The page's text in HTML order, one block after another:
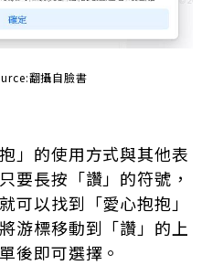
翻攝自臉書
」的使用方式與其他表
要長按「讚」的符號，
可以找到「愛心抱抱」
游標移動到「讚」的上
後即可選擇。